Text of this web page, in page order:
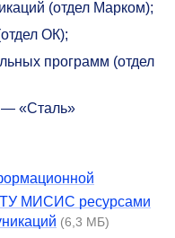
(отдел Марком);
ОК);
программ (отдел
— «Сталь»
МИСИС ресурсами
(6,3 МБ)